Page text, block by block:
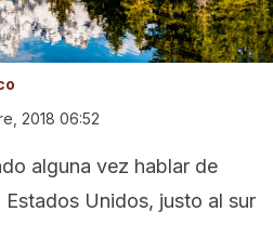
2018 06:52
alguna vez hablar de
Unidos, justo al sur